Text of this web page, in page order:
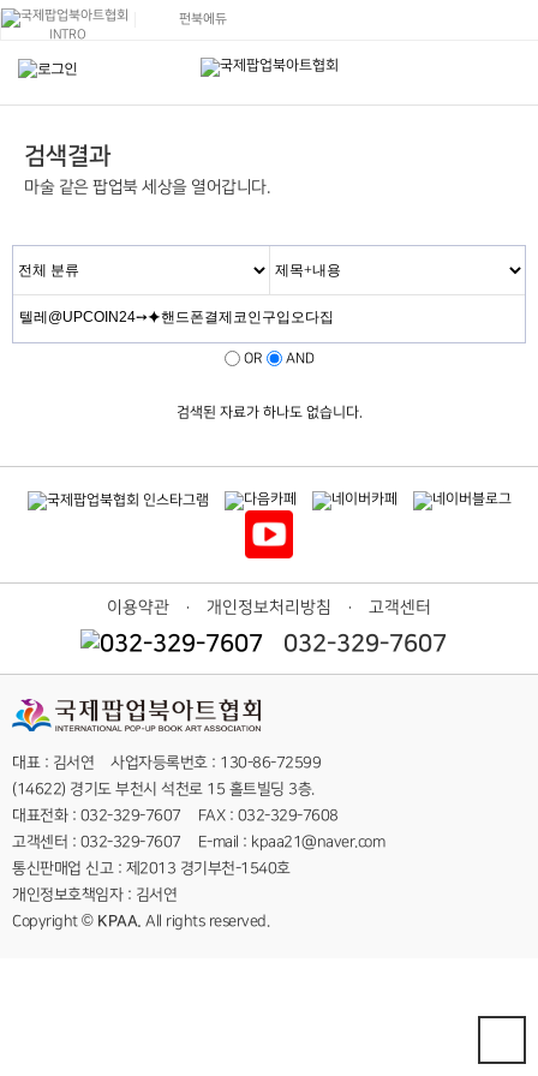
INTRO
펀북에듀
검색결과
마술 같은 팝업북 세상을 열어갑니다.
OR AND
검색된 자료가 하나도 없습니다.
이용약관 ㆍ 개인정보처리방침 ㆍ 고객센터
032-329-7607
대표 : 김서연 사업자등록번호 : 130-86-72599
(14622) 경기도 부천시 석천로 15 홀트빌딩 3층.
대표전화 : 032-329-7607 FAX : 032-329-7608
고객센터 : 032-329-7607 E-mail : kpaa21@naver.com
통신판매업 신고 : 제2013 경기부천-1540호
개인정보호책임자 : 김서연
Copyright © KPAA. All rights reserved.